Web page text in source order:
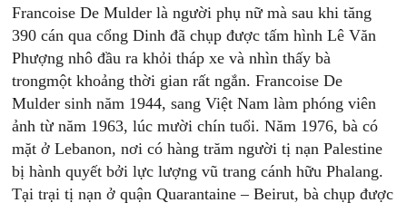
Francoise De Mulder là người phụ nữ mà sau khi tăng
390 cán qua cổng Dinh đã chụp được tấm hình Lê Văn
Phượng nhô đầu ra khỏi tháp xe và nhìn thấy bà
trongmột khoảng thời gian rất ngắn. Francoise De
Mulder sinh năm 1944, sang Việt Nam làm phóng viên
ảnh từ năm 1963, lúc mười chín tuổi. Năm 1976, bà có
mặt ở Lebanon, nơi có hàng trăm người tị nạn Palestine
bị hành quyết bởi lực lượng vũ trang cánh hữu Phalang.
Tại trại tị nạn ở quận Quarantaine – Beirut, bà chụp được